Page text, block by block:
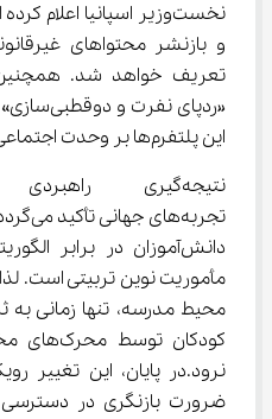
نخست‌وزیر اسپانیا
و بازنشر محتواهای
تعریف خواهد شد.
این پلتفرم‌ها بر وحدت اجتماعی ردیابی شود.
نتیجه‌گیری
مأموریت نوین تربیتی است.
کودکان
نرود.در پایان، این تغییر